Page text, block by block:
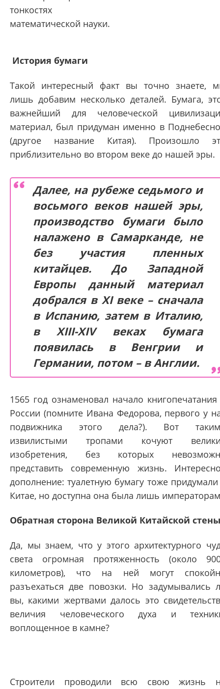
тонкостях
математической науки.
История бумаги
Такой интересный факт вы точно знаете,
лишь добавим несколько деталей. Бумага,
важнейший для человеческой
материал, был придуман именно в
(другое название Китая). Произошло
приблизительно во втором веке до нашей эры.
Далее, на рубеже седьмого и
восьмого веков нашей эры,
производство бумаги было
налажено в Самарканде, не
без участия пленных
китайцев. До Западной
Европы данный материал
добрался в XI веке – сначала
в Испанию, затем в Италию,
в XIII-XIV веках бумага
появилась в Венгрии и
Германии, потом – в Англии.
1565 год ознаменовал начало
России (помните Ивана Федорова, первого у
подвижника этого дела?). Вот
извилистыми тропами кочуют
изобретения, без которых
представить современную жизнь.
дополнение: туалетную бумагу тоже
Китае, но доступна она была лишь
Обратная сторона Великой Китайской стены
Да, мы знаем, что у этого архитектурного
света огромная протяженность (около
километров), что на ней могут
разъехаться две повозки. Но задумывались
вы, какими жертвами далось это
величия человеческого духа и
воплощенное в камне?
Строители проводили всю свою жизнь